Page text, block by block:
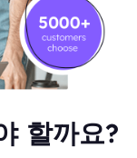
할까요?